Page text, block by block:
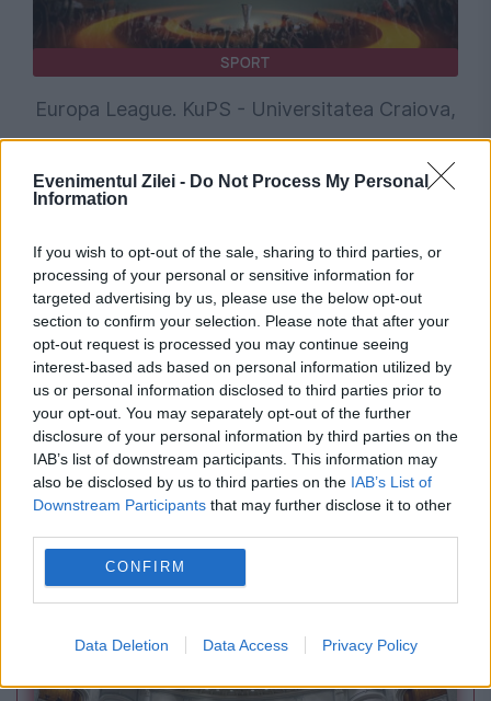
Evenimentul Zilei - Do Not Process My Personal
Information
If you wish to opt-out of the sale, sharing to third parties, or
processing of your personal or sensitive information for
targeted advertising by us, please use the below opt-out
section to confirm your selection. Please note that after your
opt-out request is processed you may continue seeing
interest-based ads based on personal information utilized by
us or personal information disclosed to third parties prior to
your opt-out. You may separately opt-out of the further
disclosure of your personal information by third parties on the
IAB’s list of downstream participants. This information may
also be disclosed by us to third parties on the IAB’s List of
Downstream Participants that may further disclose it to other
CONFIRM
Data Deletion Data Access Privacy Policy
SPORT
Europa League. KuPS - Universitatea Craiova,
1-1. Oltenii sunt favoriți la calificarea în play-
off
SPORT
Sorana Cîrstea, eliminată în turul doi la
Toronto. Sportiva riscă să iasă din top 20
WTA